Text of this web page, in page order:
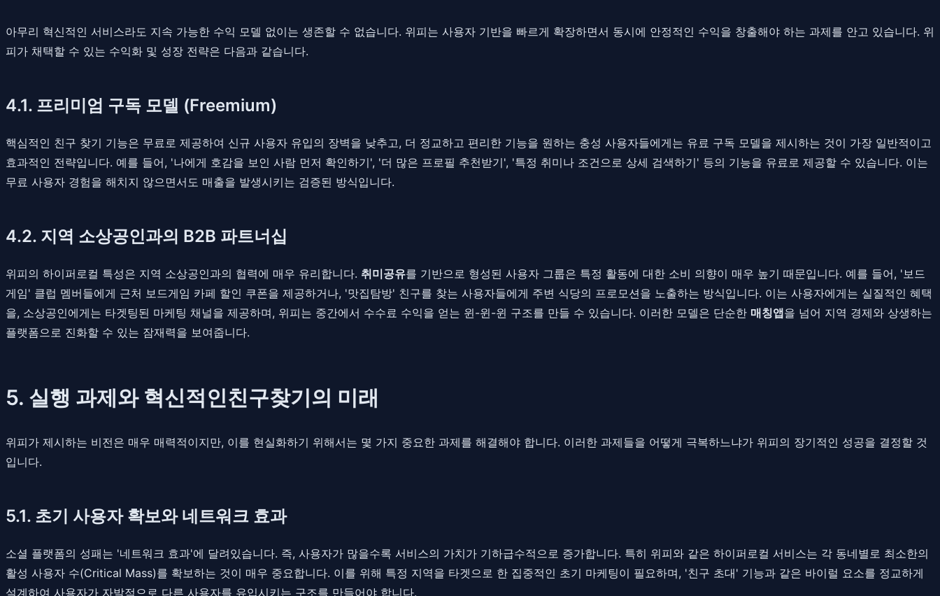
아무리 혁신적인 서비스라도 지속 가능한 수익 모델 없이는 생존할 수 없습니다. 위피는 사용자 기반을 빠르게 확장하면서 동시에 안정적인 수익을 창출해야 하는 과제를 안고 있습니다. 위
피가 채택할 수 있는 수익화 및 성장 전략은 다음과 같습니다.
4.1. 프리미엄 구독 모델 (Freemium)
핵심적인 친구 찾기 기능은 무료로 제공하여 신규 사용자 유입의 장벽을 낮추고, 더 정교하고 편리한 기능을 원하는 충성 사용자들에게는 유료 구독 모델을 제시하는 것이 가장 일반적이고
효과적인 전략입니다. 예를 들어, '나에게 호감을 보인 사람 먼저 확인하기', '더 많은 프로필 추천받기', '특정 취미나 조건으로 상세 검색하기' 등의 기능을 유료로 제공할 수 있습니다. 이는
무료 사용자 경험을 해치지 않으면서도 매출을 발생시키는 검증된 방식입니다.
4.2. 지역 소상공인과의 B2B 파트너십
위피의 하이퍼로컬 특성은 지역 소상공인과의 협력에 매우 유리합니다. 취미공유를 기반으로 형성된 사용자 그룹은 특정 활동에 대한 소비 의향이 매우 높기 때문입니다. 예를 들어, '보드
게임' 클럽 멤버들에게 근처 보드게임 카페 할인 쿠폰을 제공하거나, '맛집탐방' 친구를 찾는 사용자들에게 주변 식당의 프로모션을 노출하는 방식입니다. 이는 사용자에게는 실질적인 혜택
을, 소상공인에게는 타겟팅된 마케팅 채널을 제공하며, 위피는 중간에서 수수료 수익을 얻는 윈-윈-윈 구조를 만들 수 있습니다. 이러한 모델은 단순한 매칭앱을 넘어 지역 경제와 상생하는
플랫폼으로 진화할 수 있는 잠재력을 보여줍니다.
5. 실행 과제와 혁신적인친구찾기의 미래
위피가 제시하는 비전은 매우 매력적이지만, 이를 현실화하기 위해서는 몇 가지 중요한 과제를 해결해야 합니다. 이러한 과제들을 어떻게 극복하느냐가 위피의 장기적인 성공을 결정할 것
입니다.
5.1. 초기 사용자 확보와 네트워크 효과
소셜 플랫폼의 성패는 '네트워크 효과'에 달려있습니다. 즉, 사용자가 많을수록 서비스의 가치가 기하급수적으로 증가합니다. 특히 위피와 같은 하이퍼로컬 서비스는 각 동네별로 최소한의
활성 사용자 수(Critical Mass)를 확보하는 것이 매우 중요합니다. 이를 위해 특정 지역을 타겟으로 한 집중적인 초기 마케팅이 필요하며, '친구 초대' 기능과 같은 바이럴 요소를 정교하게
설계하여 사용자가 자발적으로 다른 사용자를 유입시키는 구조를 만들어야 합니다.